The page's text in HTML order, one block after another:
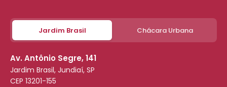
Jardim Brasil Chácara Urbana
Av. Antônio Segre, 141
Jardim Brasil, Jundiaí, SP
CEP 13201-155